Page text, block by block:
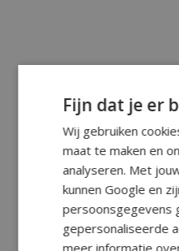
Fijn dat je er
Wij gebruiken
maat te maken en
analyseren. Met
kunnen Google en
persoonsgegevens
gepersonaliseerde
meer informatie